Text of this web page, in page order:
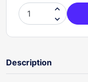


Description